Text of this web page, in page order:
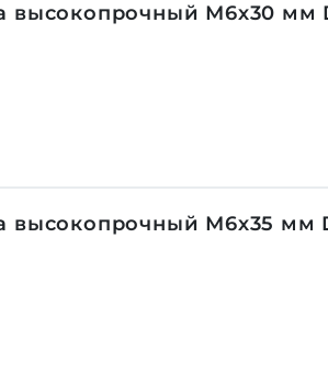
высокопрочный М6х30 мм
высокопрочный М6х35 мм